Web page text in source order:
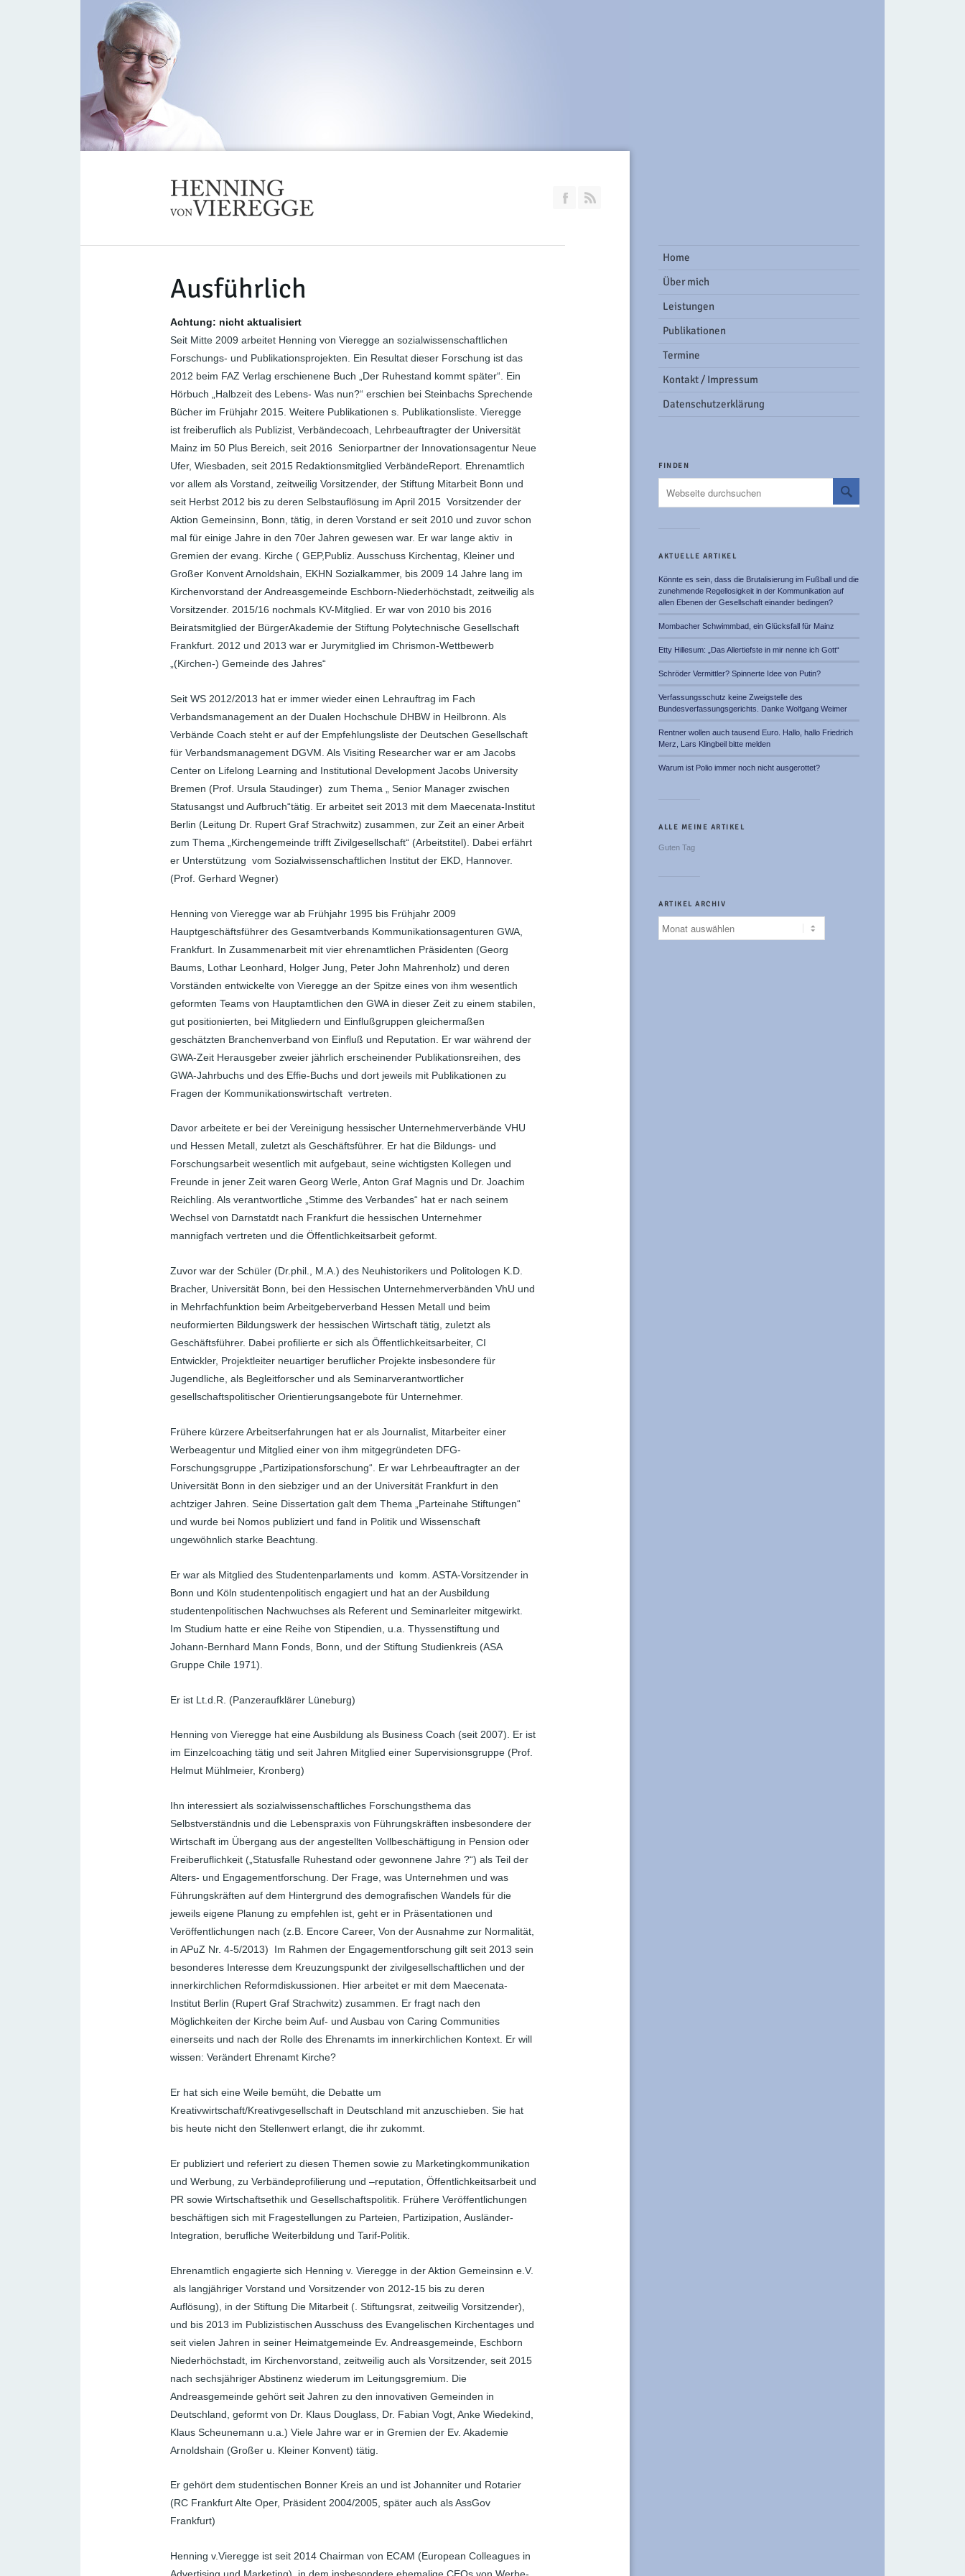
Join our Facebook Group
Ausführlich
Achtung: nicht aktualisiert
Seit Mitte 2009 arbeitet Henning von Vieregge an sozialwissenschaftlichen
Forschungs- und Publikationsprojekten. Ein Resultat dieser Forschung ist das
2012 beim FAZ Verlag erschienene Buch „Der Ruhestand kommt später“. Ein
Hörbuch „Halbzeit des Lebens- Was nun?“ erschien bei Steinbachs Sprechende
Bücher im Frühjahr 2015. Weitere Publikationen s. Publikationsliste. Vieregge
ist freiberuflich als Publizist, Verbändecoach, Lehrbeauftragter der Universität
Mainz im 50 Plus Bereich, seit 2016 Seniorpartner der Innovationsagentur Neue
Ufer, Wiesbaden, seit 2015 Redaktionsmitglied VerbändeReport. Ehrenamtlich
vor allem als Vorstand, zeitweilig Vorsitzender, der Stiftung Mitarbeit Bonn und
seit Herbst 2012 bis zu deren Selbstauflösung im April 2015 Vorsitzender der
Aktion Gemeinsinn, Bonn, tätig, in deren Vorstand er seit 2010 und zuvor schon
mal für einige Jahre in den 70er Jahren gewesen war. Er war lange aktiv in
Gremien der evang. Kirche ( GEP,Publiz. Ausschuss Kirchentag, Kleiner und
Großer Konvent Arnoldshain, EKHN Sozialkammer, bis 2009 14 Jahre lang im
Kirchenvorstand der Andreasgemeinde Eschborn-Niederhöchstadt, zeitweilig als
Vorsitzender. 2015/16 nochmals KV-Mitglied. Er war von 2010 bis 2016
Beiratsmitglied der BürgerAkademie der Stiftung Polytechnische Gesellschaft
Frankfurt. 2012 und 2013 war er Jurymitglied im Chrismon-Wettbewerb
„(Kirchen-) Gemeinde des Jahres“
Seit WS 2012/2013 hat er immer wieder einen Lehrauftrag im Fach
Verbandsmanagement an der Dualen Hochschule DHBW in Heilbronn. Als
Verbände Coach steht er auf der Empfehlungsliste der Deutschen Gesellschaft
für Verbandsmanagement DGVM. Als Visiting Researcher war er am Jacobs
Center on Lifelong Learning and Institutional Development Jacobs University
Bremen (Prof. Ursula Staudinger) zum Thema „ Senior Manager zwischen
Statusangst und Aufbruch“tätig. Er arbeitet seit 2013 mit dem Maecenata-Institut
Berlin (Leitung Dr. Rupert Graf Strachwitz) zusammen, zur Zeit an einer Arbeit
zum Thema „Kirchengemeinde trifft Zivilgesellschaft“ (Arbeitstitel). Dabei erfährt
er Unterstützung vom Sozialwissenschaftlichen Institut der EKD, Hannover.
(Prof. Gerhard Wegner)
Henning von Vieregge war ab Frühjahr 1995 bis Frühjahr 2009
Hauptgeschäftsführer des Gesamtverbands Kommunikationsagenturen GWA,
Frankfurt. In Zusammenarbeit mit vier ehrenamtlichen Präsidenten (Georg
Baums, Lothar Leonhard, Holger Jung, Peter John Mahrenholz) und deren
Vorständen entwickelte von Vieregge an der Spitze eines von ihm wesentlich
geformten Teams von Hauptamtlichen den GWA in dieser Zeit zu einem stabilen,
gut positionierten, bei Mitgliedern und Einflußgruppen gleichermaßen
geschätzten Branchenverband von Einfluß und Reputation. Er war während der
GWA-Zeit Herausgeber zweier jährlich erscheinender Publikationsreihen, des
GWA-Jahrbuchs und des Effie-Buchs und dort jeweils mit Publikationen zu
Fragen der Kommunikationswirtschaft vertreten.
Davor arbeitete er bei der Vereinigung hessischer Unternehmerverbände VHU
und Hessen Metall, zuletzt als Geschäftsführer. Er hat die Bildungs- und
Forschungsarbeit wesentlich mit aufgebaut, seine wichtigsten Kollegen und
Freunde in jener Zeit waren Georg Werle, Anton Graf Magnis und Dr. Joachim
Reichling. Als verantwortliche „Stimme des Verbandes“ hat er nach seinem
Wechsel von Darnstatdt nach Frankfurt die hessischen Unternehmer
mannigfach vertreten und die Öffentlichkeitsarbeit geformt.
Zuvor war der Schüler (Dr.phil., M.A.) des Neuhistorikers und Politologen K.D.
Bracher, Universität Bonn, bei den Hessischen Unternehmerverbänden VhU und
in Mehrfachfunktion beim Arbeitgeberverband Hessen Metall und beim
neuformierten Bildungswerk der hessischen Wirtschaft tätig, zuletzt als
Geschäftsführer. Dabei profilierte er sich als Öffentlichkeitsarbeiter, CI
Entwickler, Projektleiter neuartiger beruflicher Projekte insbesondere für
Jugendliche, als Begleitforscher und als Seminarverantwortlicher
gesellschaftspolitischer Orientierungsangebote für Unternehmer.
Frühere kürzere Arbeitserfahrungen hat er als Journalist, Mitarbeiter einer
Werbeagentur und Mitglied einer von ihm mitgegründeten DFG-
Forschungsgruppe „Partizipationsforschung“. Er war Lehrbeauftragter an der
Universität Bonn in den siebziger und an der Universität Frankfurt in den
achtziger Jahren. Seine Dissertation galt dem Thema „Parteinahe Stiftungen“
und wurde bei Nomos publiziert und fand in Politik und Wissenschaft
ungewöhnlich starke Beachtung.
Er war als Mitglied des Studentenparlaments und komm. ASTA-Vorsitzender in
Bonn und Köln studentenpolitisch engagiert und hat an der Ausbildung
studentenpolitischen Nachwuchses als Referent und Seminarleiter mitgewirkt.
Im Studium hatte er eine Reihe von Stipendien, u.a. Thyssenstiftung und
Johann-Bernhard Mann Fonds, Bonn, und der Stiftung Studienkreis (ASA
Gruppe Chile 1971).
Er ist Lt.d.R. (Panzeraufklärer Lüneburg)
Henning von Vieregge hat eine Ausbildung als Business Coach (seit 2007). Er ist
im Einzelcoaching tätig und seit Jahren Mitglied einer Supervisionsgruppe (Prof.
Helmut Mühlmeier, Kronberg)
Ihn interessiert als sozialwissenschaftliches Forschungsthema das
Selbstverständnis und die Lebenspraxis von Führungskräften insbesondere der
Wirtschaft im Übergang aus der angestellten Vollbeschäftigung in Pension oder
Freiberuflichkeit („Statusfalle Ruhestand oder gewonnene Jahre ?“) als Teil der
Alters- und Engagementforschung. Der Frage, was Unternehmen und was
Führungskräften auf dem Hintergrund des demografischen Wandels für die
jeweils eigene Planung zu empfehlen ist, geht er in Präsentationen und
Veröffentlichungen nach (z.B. Encore Career, Von der Ausnahme zur Normalität,
in APuZ Nr. 4-5/2013) Im Rahmen der Engagementforschung gilt seit 2013 sein
besonderes Interesse dem Kreuzungspunkt der zivilgesellschaftlichen und der
innerkirchlichen Reformdiskussionen. Hier arbeitet er mit dem Maecenata-
Institut Berlin (Rupert Graf Strachwitz) zusammen. Er fragt nach den
Möglichkeiten der Kirche beim Auf- und Ausbau von Caring Communities
einerseits und nach der Rolle des Ehrenamts im innerkirchlichen Kontext. Er will
wissen: Verändert Ehrenamt Kirche?
Er hat sich eine Weile bemüht, die Debatte um
Kreativwirtschaft/Kreativgesellschaft in Deutschland mit anzuschieben. Sie hat
bis heute nicht den Stellenwert erlangt, die ihr zukommt.
Er publiziert und referiert zu diesen Themen sowie zu Marketingkommunikation
und Werbung, zu Verbändeprofilierung und –reputation, Öffentlichkeitsarbeit und
PR sowie Wirtschaftsethik und Gesellschaftspolitik. Frühere Veröffentlichungen
beschäftigen sich mit Fragestellungen zu Parteien, Partizipation, Ausländer-
Integration, berufliche Weiterbildung und Tarif-Politik.
Ehrenamtlich engagierte sich Henning v. Vieregge in der Aktion Gemeinsinn e.V.
als langjähriger Vorstand und Vorsitzender von 2012-15 bis zu deren
Auflösung), in der Stiftung Die Mitarbeit (. Stiftungsrat, zeitweilig Vorsitzender),
und bis 2013 im Publizistischen Ausschuss des Evangelischen Kirchentages und
seit vielen Jahren in seiner Heimatgemeinde Ev. Andreasgemeinde, Eschborn
Niederhöchstadt, im Kirchenvorstand, zeitweilig auch als Vorsitzender, seit 2015
nach sechsjähriger Abstinenz wiederum im Leitungsgremium. Die
Andreasgemeinde gehört seit Jahren zu den innovativen Gemeinden in
Deutschland, geformt von Dr. Klaus Douglass, Dr. Fabian Vogt, Anke Wiedekind,
Klaus Scheunemann u.a.) Viele Jahre war er in Gremien der Ev. Akademie
Arnoldshain (Großer u. Kleiner Konvent) tätig.
Er gehört dem studentischen Bonner Kreis an und ist Johanniter und Rotarier
(RC Frankfurt Alte Oper, Präsident 2004/2005, später auch als AssGov
Frankfurt)
Henning v.Vieregge ist seit 2014 Chairman von ECAM (European Colleagues in
Home
Über mich
Leistungen
Publikationen
Termine
Kontakt / Impressum
Datenschutzerklärung
FINDEN
AKTUELLE ARTIKEL
Könnte es sein, dass die Brutalisierung im Fußball und die
zunehmende Regellosigkeit in der Kommunikation auf
allen Ebenen der Gesellschaft einander bedingen?
Mombacher Schwimmbad, ein Glücksfall für Mainz
Etty Hillesum: „Das Allertiefste in mir nenne ich Gott“
Schröder Vermittler? Spinnerte Idee von Putin?
Verfassungsschutz keine Zweigstelle des
Bundesverfassungsgerichts. Danke Wolfgang Weimer
Rentner wollen auch tausend Euro. Hallo, hallo Friedrich
Merz, Lars Klingbeil bitte melden
Warum ist Polio immer noch nicht ausgerottet?
ALLE MEINE ARTIKEL
Guten Tag
ARTIKEL ARCHIV
Artikel
Archiv